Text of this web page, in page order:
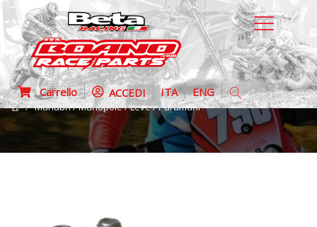
Carrello ACCEDI ITA ENG
Manubri / Manopole / Leve / Paramani